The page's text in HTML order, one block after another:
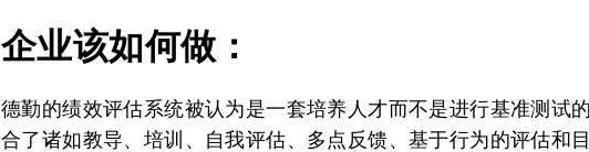
企业该如何做：
德勤的绩效评估系统被认为是一套培养人才而不是进行基准测试
合了诸如教导、培训、自我评估、多点反馈、基于行为的评估和